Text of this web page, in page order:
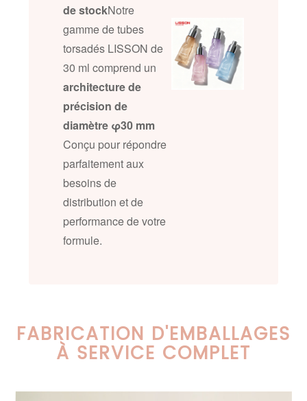
de stockNotre
gamme de tubes
torsadés LISSON de
30 ml comprend un
architecture de
précision de
diamètre φ30 mm
Conçu pour répondre
parfaitement aux
besoins de
distribution et de
performance de votre
formule.
FABRICATION D'EMBALLAGES
À SERVICE COMPLET